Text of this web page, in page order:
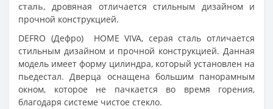
сталь,
дровяная
отличается стильным дизайном и
прочной конструкцией.
DEFRO (Дефро) HOME VIVA, серая сталь отличается
стильным дизайном и прочной конструкцией. Данная
модель имеет форму цилиндра, который установлен на
пьедестал. Дверца оснащена большим панорамным
окном, которое не пачкается во время горения,
благодаря системе чистое стекло.